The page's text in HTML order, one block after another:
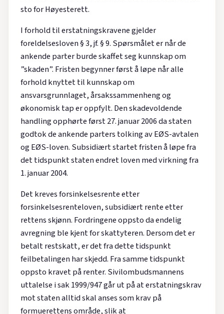
sto for Høyesterett.
I forhold til erstatningskravene gjelder
foreldelsesloven § 3, jf. § 9. Spørsmålet er når de
ankende parter burde skaffet seg kunnskap om
”skaden”. Fristen begynner først å løpe når alle
forhold knyttet til kunnskap om
ansvarsgrunnlaget, årsakssammenheng og
økonomisk tap er oppfylt. Den skadevoldende
handling opphørte først 27. januar 2006 da staten
godtok de ankende parters tolking av EØS-avtalen
og EØS-loven. Subsidiært startet fristen å løpe fra
det tidspunkt staten endret loven med virkning fra
1. januar 2004.
Det kreves forsinkelsesrente etter
forsinkelsesrenteloven, subsidiært rente etter
rettens skjønn. Fordringene oppsto da endelig
avregning ble kjent for skattyteren. Dersom det er
betalt restskatt, er det fra dette tidspunkt
feilbetalingen har skjedd. Fra samme tidspunkt
oppsto kravet på renter. Sivilombudsmannens
uttalelse i sak 1999/947 går ut på at erstatningskrav
mot staten alltid skal anses som krav på
formuerettens område, slik at